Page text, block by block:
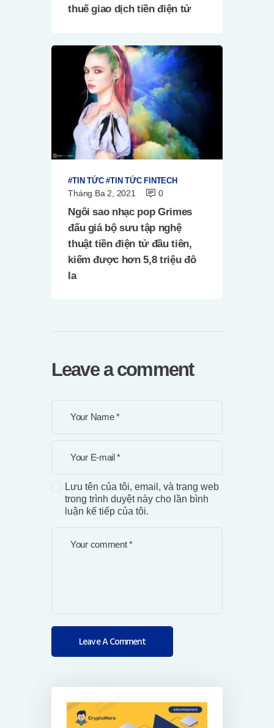
thuế giao dịch tiền điện tử
TIN TỨC TIN TỨC FINTECH
Tháng Ba 2, 2021 0
Ngôi sao nhạc pop Grimes
đấu giá bộ sưu tập nghệ
thuật tiền điện tử đầu tiên,
kiếm được hơn 5,8 triệu đô
la
Leave a comment
Lưu tên của tôi, email, và trang web
trong trình duyệt này cho lần bình
luận kế tiếp của tôi.